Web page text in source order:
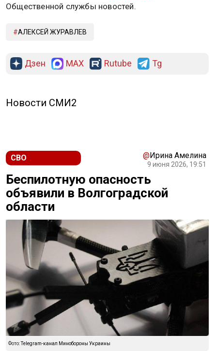
Общественной службы новостей.
АЛЕКСЕЙ ЖУРАВЛЕВ
Дзен MAX Rutube Tg
Новости СМИ2
СВО @Ирина Амелина
9 июня 2026, 19:51
Беспилотную опасность
объявили в Волгоградской
области
Фото:Telegram-канал Минобороны Украины